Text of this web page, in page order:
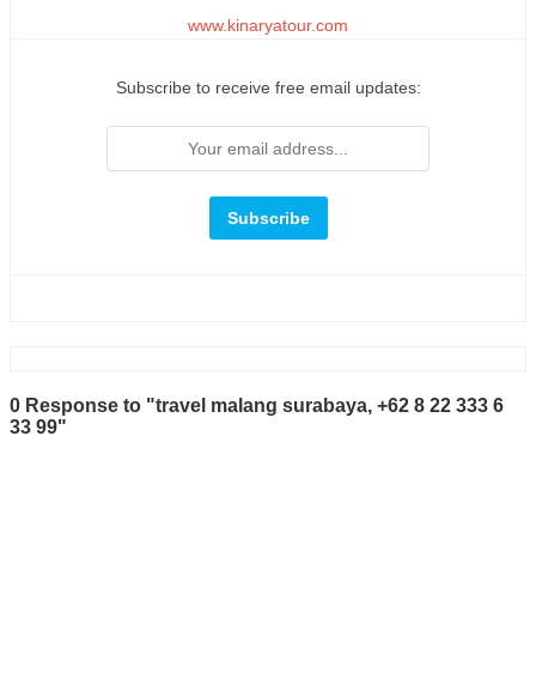
www. kinaryatour.com
Subscribe to receive free email updates:
0 Response to "travel malang surabaya, +62 8 22 333 6
33 99"